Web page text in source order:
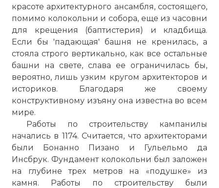
красоте архитектурного ансамбля, состоящего,
помимо колокольни и собора, еще из часовни
для крещения (баптистерия) и кладбища.
Если бы 'падающая' башня не кренилась, а
стояла строго вертикально, как все остальные
башни на свете, слава ее ограничилась бы,
вероятно, лишь узким кругом архитекторов и
историков. Благодаря же своему
конструктивному изъяну она известна во всем
мире.
Работы по строительству кампанилы
начались в 1174. Считается, что архитекторами
были Бонанно Пизано и Гульельмо да
Инсбрук. Фундамент колокольни был заложен
на глубине трех метров на «подушке» из
камня. Работы по строительству были